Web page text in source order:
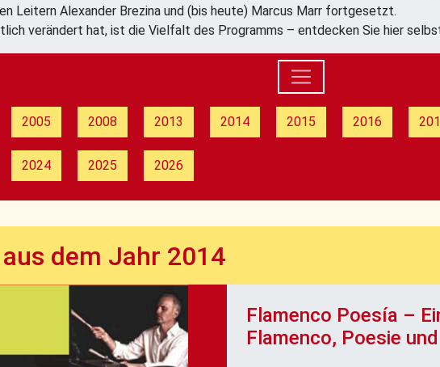
Leitern Alexander Brezina und (bis heute) Marcus Marr fortgesetzt.
verändert hat, ist die Vielfalt des Programms – entdecken Sie hier
2005 2008 2013 2014 2015 2016
2024 2025 2026
dem Jahr 2014
Flamenco Poesía –
Flamenco, Poesie